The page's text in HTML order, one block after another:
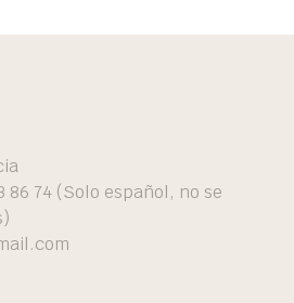
86 74 (Solo español, no se